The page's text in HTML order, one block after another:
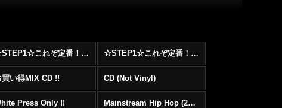
☆STEP1☆これぞ定番！！まずはここから！2000年代Hip HopフロアヒットBest 100 !!! ☆STEP1☆これぞ定番！！まずはここから！2000年代R&BフロアヒットBest 100 !!!
買い得MIX CD !! CD (Not Vinyl)
Press Only !! Mainstream Hip Hop (2000〜)